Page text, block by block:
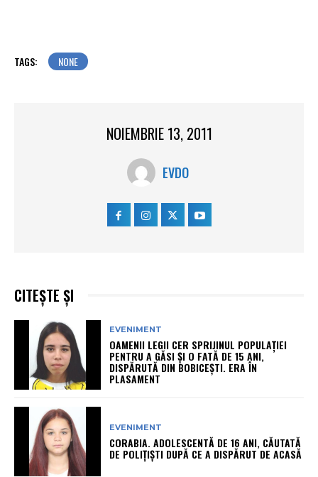
TAGS: NONE
NOIEMBRIE 13, 2011
EVDO
CITEȘTE ȘI
EVENIMENT
OAMENII LEGII CER SPRIJINUL POPULAȚIEI
PENTRU A GĂSI ȘI O FATĂ DE 15 ANI,
DISPĂRUTĂ DIN BOBICEȘTI. ERA ÎN
PLASAMENT
EVENIMENT
CORABIA. ADOLESCENTĂ DE 16 ANI, CĂUTATĂ
DE POLIȚIȘTI DUPĂ CE A DISPĂRUT DE ACASĂ